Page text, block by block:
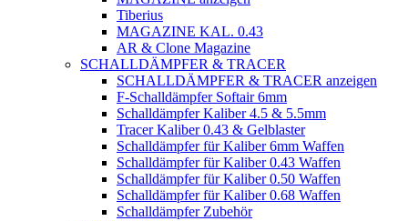
Tiberius
MAGAZINE KAL. 0.43
AR & Clone Magazine
SCHALLDÄMPFER & TRACER
SCHALLDÄMPFER & TRACER anzeigen
F-Schalldämpfer Softair 6mm
Schalldämpfer Kaliber 4.5 & 5.5mm
Tracer Kaliber 0.43 & Gelblaster
Schalldämpfer für Kaliber 6mm Waffen
Schalldämpfer für Kaliber 0.43 Waffen
Schalldämpfer für Kaliber 0.50 Waffen
Schalldämpfer für Kaliber 0.68 Waffen
Schalldämpfer Zubehör